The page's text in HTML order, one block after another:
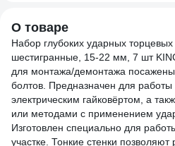
О товаре
Набор глубоких ударных торцевых
шестигранные, 15-22 мм, 7 шт
для монтажа/демонтажа
болтов. Предназначен для
электрическим гайковёртом, а
или методами с применением
Изготовлен специально для
участке. Тонкие стенки